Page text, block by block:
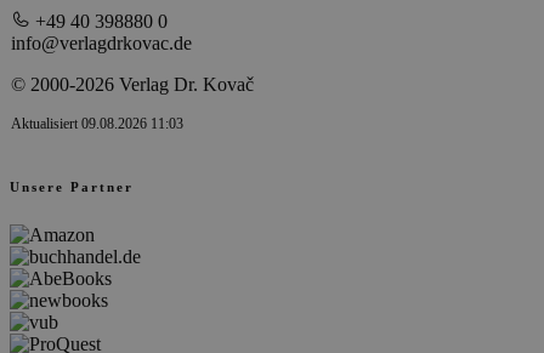
+49 40 398880 0
info@verlagdrkovac.de
© 2000-2026 Verlag Dr. Kovač
Aktualisiert 09.08.2026 11:03
Unsere Partner